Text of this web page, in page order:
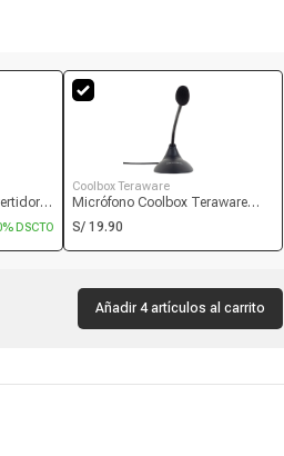
a
Google
DSCTO
Coolbox Teraware
Micrófono Coolbox Teraware
JTHT101, conexión 3.5 mm,
metros, negro
S/ 19.90
Añadir 4 artículos al carrito